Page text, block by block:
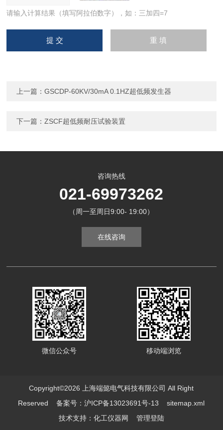
请输入计算结果（填写阿拉伯数字），如：三加四=7
上一篇：GSCDP-60KV/30mA 0.1HZ超低频发生器
下一篇：ZSCF超低频耐压试验装置
咨询热线
021-69973262
（周一至周日9:00- 19:00）
在线咨询
微信公众号 移动端浏览
Copyright©2026 上海端懿电气科技有限公司 All Right
Reserved备案号：沪ICP备13023691号-13
sitemap.xml
技术支持： 化工仪器网 管理登陆